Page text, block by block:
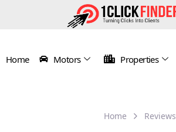
Home Motors Properties
Home Reviews